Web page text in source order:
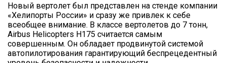
Новый вертолет был представлен на стенде компании
«Хелипорты России» и сразу же привлек к себе
всеобщее внимание. В классе вертолетов до 7 тонн,
Airbus Helicopters H175 считается самым
совершенным. Он обладает продвинутой системой
автопилотирования гарантирующий беспрецедентный